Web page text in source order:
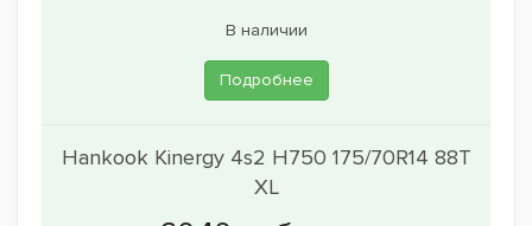
В наличии
Подробнее
Hankook Kinergy 4s2 H750 175/70R14 88T
XL